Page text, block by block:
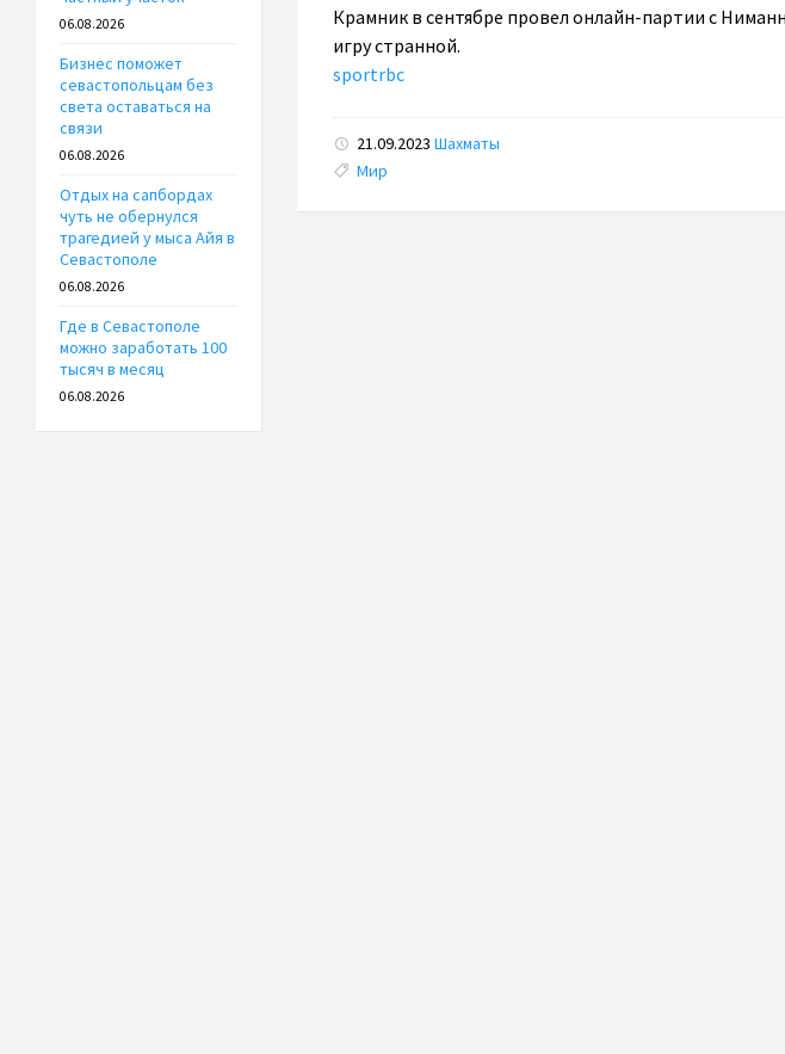
Крамник в сентябре провел онлайн-партии с
игру странной.
sportrbc
21.09.2023 Шахматы
Tags:
Мир
06.08.2026
Бизнес поможет
севастопольцам без
света оставаться на
связи
06.08.2026
Отдых на сапбордах
чуть не обернулся
трагедией у мыса Айя в
Севастополе
06.08.2026
Где в Севастополе
можно заработать 100
тысяч в месяц
06.08.2026